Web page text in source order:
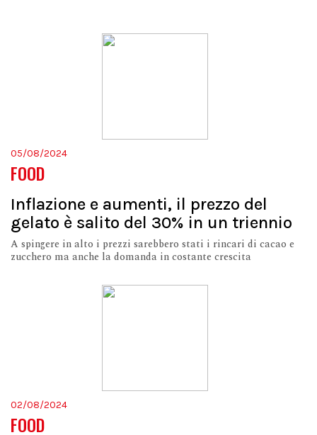
05/08/2024
FOOD
Inflazione e aumenti, il prezzo del
gelato è salito del 30% in un triennio
A spingere in alto i prezzi sarebbero stati i rincari di cacao e
zucchero ma anche la domanda in costante crescita
02/08/2024
FOOD